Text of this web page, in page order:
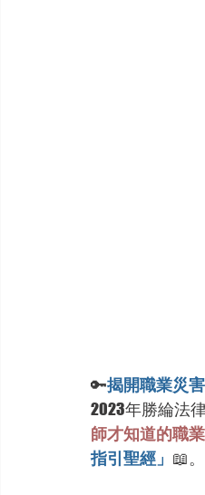
🔑揭開職業災
2023年勝綸法
師才知道的職
指引聖經」 📖。